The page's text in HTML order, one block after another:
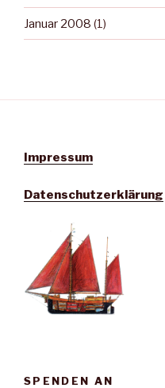
Januar 2008 (1)
Impressum
Datenschutzerklärung
SPENDEN AN